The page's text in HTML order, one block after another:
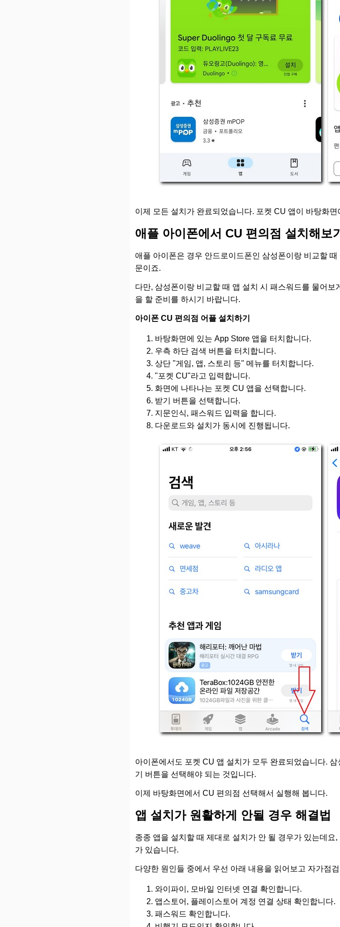
이제 모든 설치가 완료되었습니다. 포켓 CU 앱이 바탕화
애플 아이폰에서 CU 편의점 설치해보기
애플 아이폰은 경우 안드로이드폰인 삼성폰이랑 비교할
문이죠.
다만, 삼성폰이랑 비교할 때 앱 설치 시 패스워드를 물어
을 할 준비를 하시기 바랍니다.
아이폰 CU 편의점 어플 설치하기
바탕화면에 있는 App Store 앱을 터치합니다.
우측 하단 검색 버튼을 터치합니다.
상단 "게임, 앱, 스토리 등" 메뉴를 터치합니다.
"포켓 CU"라고 입력합니다.
화면에 나타나는 포켓 CU 앱을 선택합니다.
받기 버튼을 선택합니다.
지문인식, 패스워드 입력을 합니다.
다운로드와 설치가 동시에 진행됩니다.
아이폰에서도 포켓 CU 앱 설치가 모두 완료되었습니다.
기 버튼을 선택해야 되는 것입니다.
이제 바탕화면에서 CU 편의점 선택해서 실행해 봅니다.
앱 설치가 원활하게 안될 경우 해결법
종종 앱을 설치할 때 제대로 설치가 안 될 경우가 있는데
가 있습니다.
다양한 원인들 중에서 우선 아래 내용을 읽어보고 자가점
와이파이, 모바일 인터넷 연결 확인합니다.
앱스토어, 플레이스토어 계정 연결 상태 확인합니다.
패스워드 확인합니다.